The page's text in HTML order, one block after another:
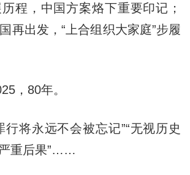
，中国方案烙下重要印记；
再出发，“上合组织大家庭”步履
80年。
将永远不会被忘记”“无视历史
重后果”……